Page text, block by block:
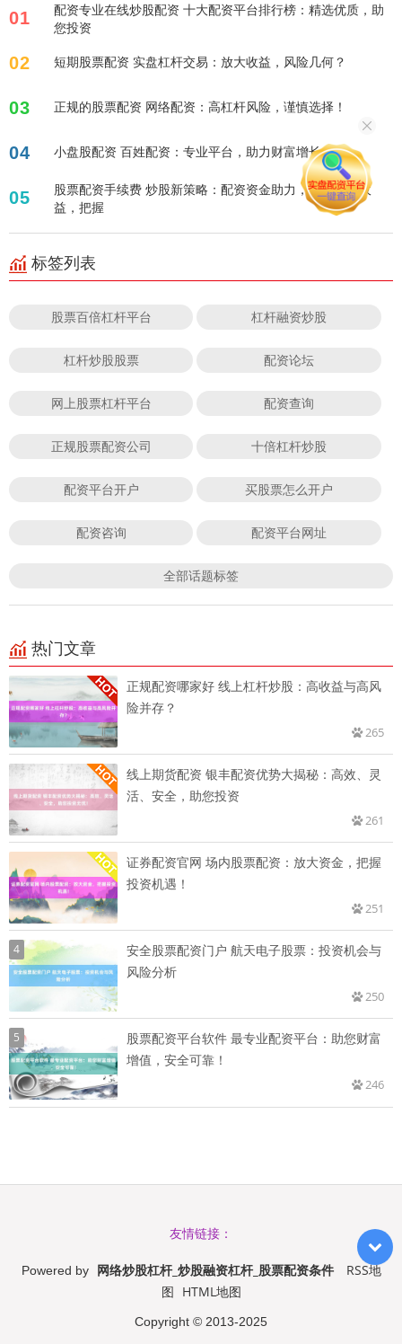
01
配资专业在线炒股配资 十大配资平台排行榜：精选优质，助
您投资
02 短期股票配资 实盘杠杆交易：放大收益，风险几何？
03 正规的股票配资 网络配资：高杠杆风险，谨慎选择！
04 小盘股配资 百姓配资：专业平台，助力财富增长！
05
股票配资手续费 炒股新策略：配资资金助力，轻松放大收
益，把握
标签列表
股票百倍杠杆平台 杠杆融资炒股
杠杆炒股股票 配资论坛
网上股票杠杆平台 配资查询
正规股票配资公司 十倍杠杆炒股
配资平台开户 买股票怎么开户
配资咨询 配资平台网址
全部话题标签
热门文章
正规配资哪家好 线上杠杆炒股：高收益与高风
险并存？
265
线上期货配资 银丰配资优势大揭秘：高效、灵
活、安全，助您投资
261
证券配资官网 场内股票配资：放大资金，把握
投资机遇！
251
4
安全股票配资门户 航天电子股票：投资机会与
风险分析
250
5
股票配资平台软件 最专业配资平台：助您财富
增值，安全可靠！
246
友情链接：
Powered by 网络炒股杠杆_炒股融资杠杆_股票配资条件
RSS地
图 HTML地图
Copyright © 2013-2025